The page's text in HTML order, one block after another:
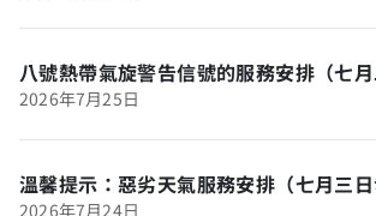
八號熱帶氣旋警告信號的服務安排（七月
2026年7月25日
溫馨提示：惡劣天氣服務安排（七月三日
2026年7月24日